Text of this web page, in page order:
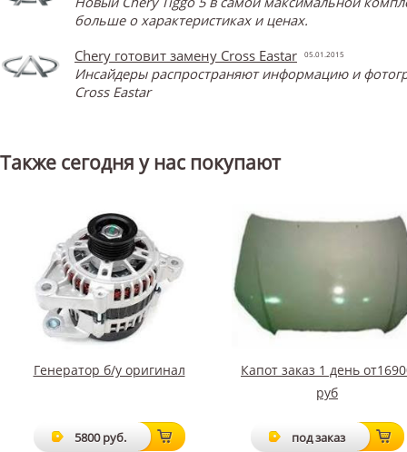
больше о характеристиках и ценах.
Chery готовит замену Cross Eastar
05.01.2015
Инсайдеры распространяют информацию и
Cross Eastar
Также сегодня у нас покупают
Генератор б/у оригинал
5800 руб.
Капот заказ 1 день
руб
под заказ